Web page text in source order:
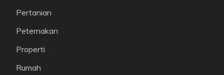
Pertanian
Peternakan
Properti
Rumah